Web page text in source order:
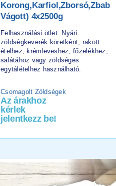
Korong,karfiol,zborsó,zbab
Vágott) 4x2500g
Felhasználási ötlet: Nyári
zöldségkeverék köretként, rakott
ételhez, krémleveshez, főzelékhez,
salátához vagy zöldséges
egytálételhez használható.
Csomagolt Zöldségek
Az árakhoz
kérlek
jelentkezz be!